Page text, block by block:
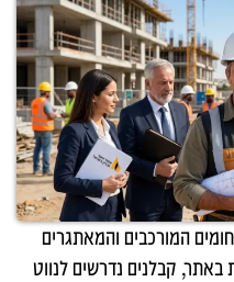
המורכבים והמאתגרים
באתר, קבלנים נדרשים לנווט